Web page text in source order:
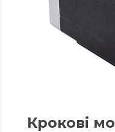
Крокові